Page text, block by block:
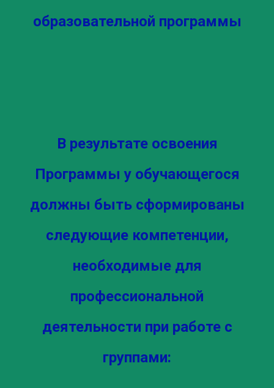
образовательной программы
В результате освоения
Программы у обучающегося
должны быть сформированы
следующие компетенции,
необходимые для
профессиональной
деятельности при работе с
группами: